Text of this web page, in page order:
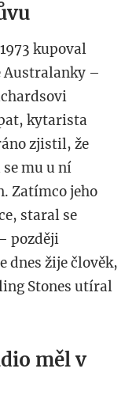
kupoval
Australanky –
kytarista
zjistil, že
mu u ní
Zatímco jeho
staral se
později
dnes žije člověk,
Stones utíral
měl v